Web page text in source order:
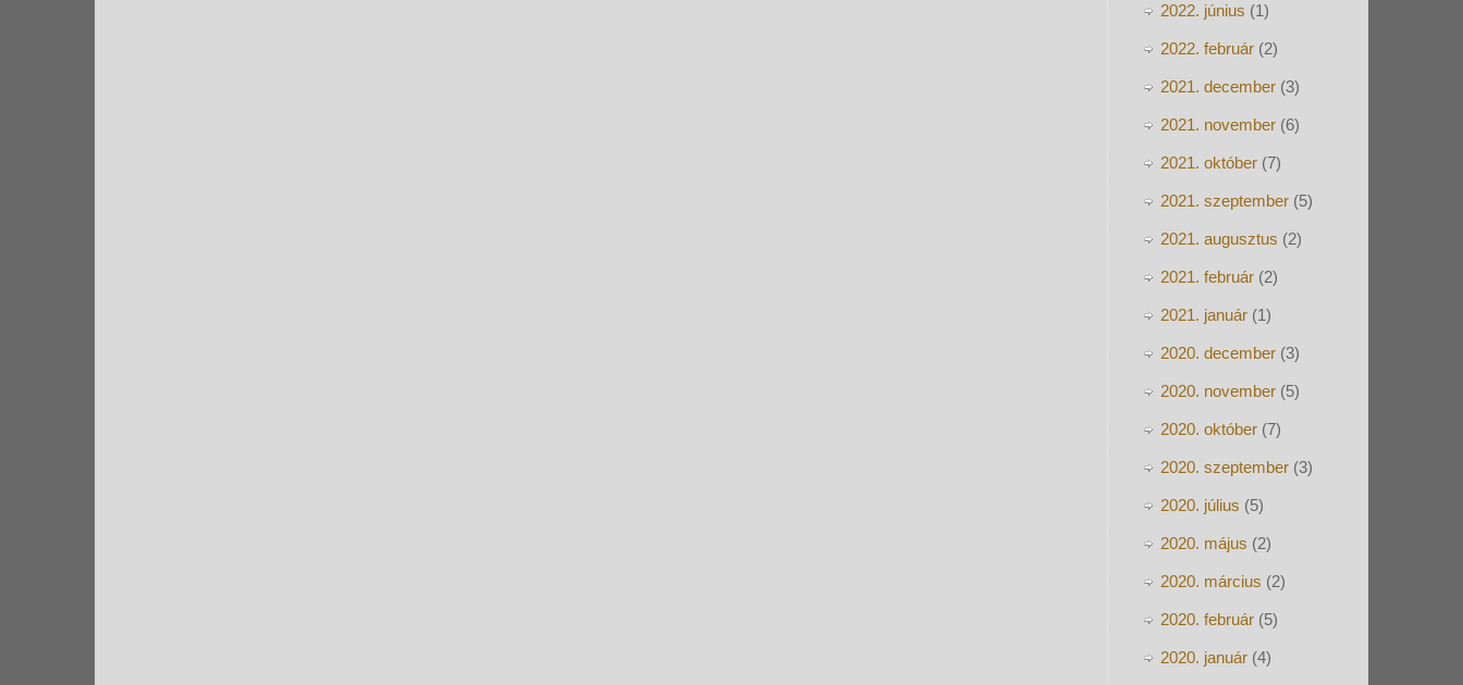
2022. június (1)
2022. február (2)
2021. december (3)
2021. november (6)
2021. október (7)
2021. szeptember (5)
2021. augusztus (2)
2021. február (2)
2021. január (1)
2020. december (3)
2020. november (5)
2020. október (7)
2020. szeptember (3)
2020. július (5)
2020. május (2)
2020. március (2)
2020. február (5)
2020. január (4)